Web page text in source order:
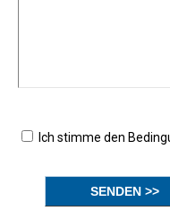
Ich stimme den